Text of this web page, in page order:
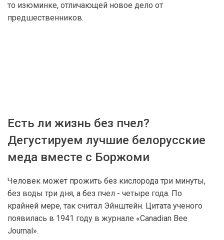
то изюминке, отличающей новое дело от
предшественников.
Есть ли жизнь без пчел?
Дегустируем лучшие белорусские
меда вместе с Боржоми
Человек может прожить без кислорода три минуты,
без воды три дня, а без пчел - четыре года. По
крайней мере, так считал Эйнштейн. Цитата ученого
появилась в 1941 году в журнале «Canadian Bee
Journal».